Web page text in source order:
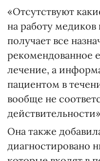
«Отсутствуют
на работу
получает все
рекомендованное
лечение, а
пациентом в
вообще не
Она также
диагностировано